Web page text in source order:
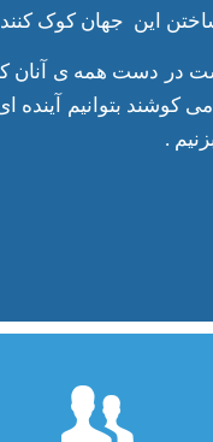
این جهان کوک
در دست همه ی آنان
کوشند بتوانیم آینده
.